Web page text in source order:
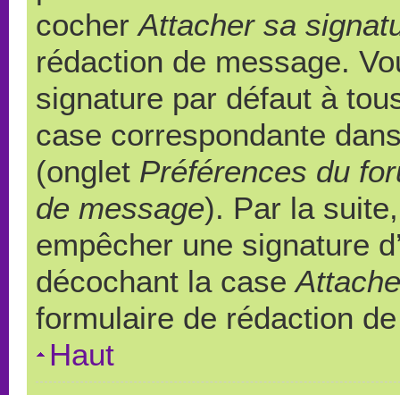
cocherAttacher sa
rédaction de message.
signature par défaut à
case correspondante
(onglet Préférences du
de message). Par la
empêcher une signature
décochant la case
formulaire de rédaction
Haut